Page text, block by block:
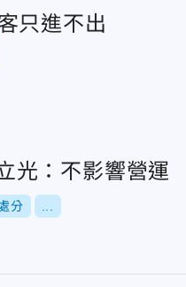
只進不出
光：不影響營運
分